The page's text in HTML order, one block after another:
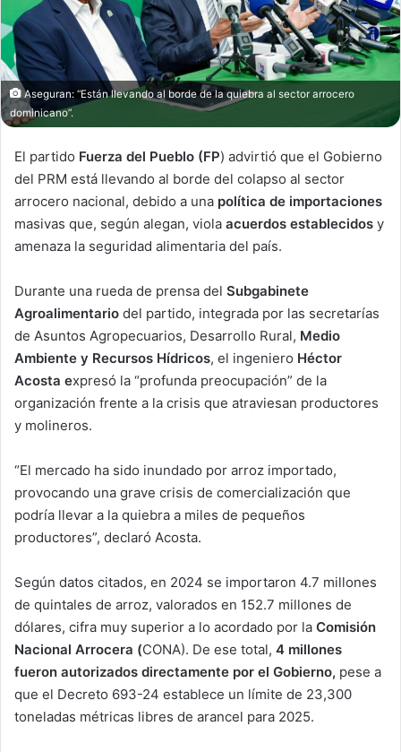
Aseguran: “Están llevando al borde de la quiebra al sector arrocero
dominicano”.
El partido Fuerza del Pueblo (FP) advirtió que el Gobierno
del PRM está llevando al borde del colapso al sector
arrocero nacional, debido a una política de importaciones
masivas que, según alegan, viola acuerdos establecidos y
amenaza la seguridad alimentaria del país.
Durante una rueda de prensa del Subgabinete
Agroalimentario del partido, integrada por las secretarías
de Asuntos Agropecuarios, Desarrollo Rural, Medio
Ambiente y Recursos Hídricos, el ingeniero Héctor
Acosta expresó la “profunda preocupación” de la
organización frente a la crisis que atraviesan productores
y molineros.
“El mercado ha sido inundado por arroz importado,
provocando una grave crisis de comercialización que
podría llevar a la quiebra a miles de pequeños
productores”, declaró Acosta.
Según datos citados, en 2024 se importaron 4.7 millones
de quintales de arroz, valorados en 152.7 millones de
dólares, cifra muy superior a lo acordado por la Comisión
Nacional Arrocera (CONA). De ese total, 4 millones
fueron autorizados directamente por el Gobierno, pese a
que el Decreto 693-24 establece un límite de 23,300
toneladas métricas libres de arancel para 2025.